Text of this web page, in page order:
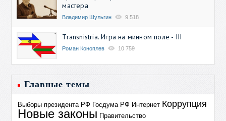
мастера
Владимир Шульгин 9 518
Transnistria. Игра на минном поле - III
Роман Коноплев 10 759
Главные темы
Выборы президента РФ Госдума РФ Интернет Коррупция
Новые законы Правительство